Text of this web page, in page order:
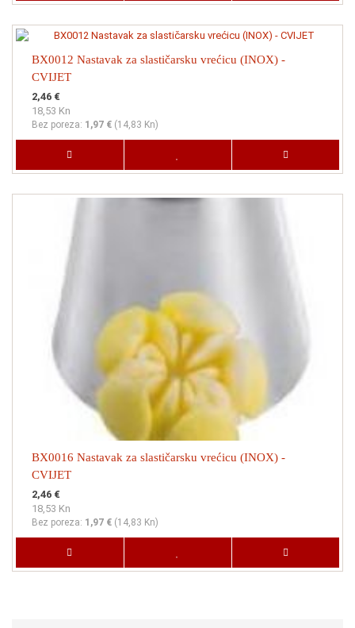
BX0012 Nastavak za slastičarsku vrećicu (INOX) -
CVIJET
2,46 €
18,53 Kn
Bez poreza: 1,97 € (14,83 Kn)
BX0016 Nastavak za slastičarsku vrećicu (INOX) -
CVIJET
2,46 €
18,53 Kn
Bez poreza: 1,97 € (14,83 Kn)